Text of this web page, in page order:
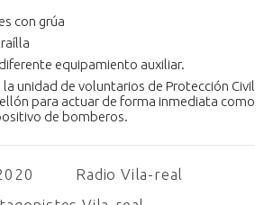
con grúa
equipamiento auxiliar.
unidad de voluntarios de Protección Civil
para actuar de forma inmediata como
de bomberos.
Radio Vila-real